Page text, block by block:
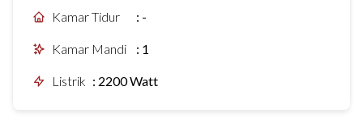
Kamar Tidur : -
Kamar Mandi : 1
Listrik : 2200 Watt